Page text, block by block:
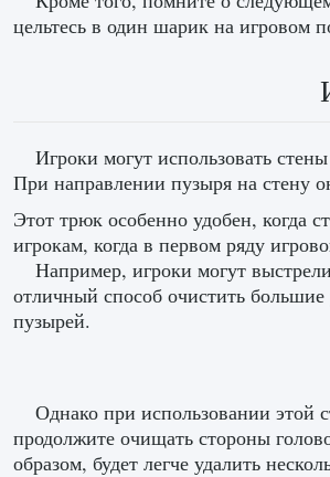
цельтесь в один шарик на игровом
Игроки могут использовать
При направлении пузыря на стену
Этот трюк особенно удобен, когда
игрокам, когда в первом ряду
Например, игроки могут
отличный способ очистить
пузырей.
Однако при использовании этой
продолжите очищать стороны
образом, будет легче удалить